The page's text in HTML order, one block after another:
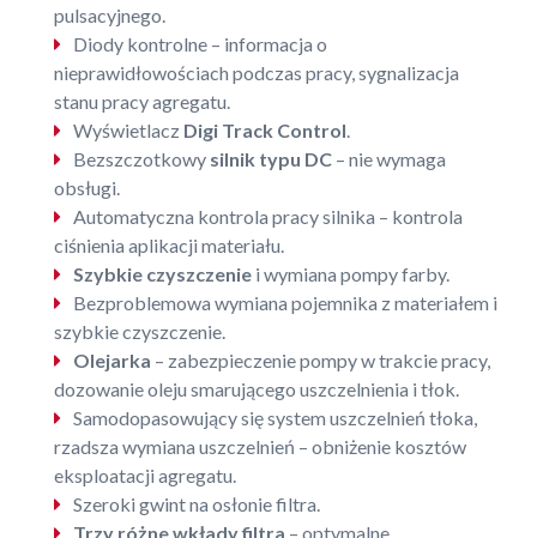
pulsacyjnego.
Diody kontrolne – informacja o
nieprawidłowościach podczas pracy, sygnalizacja
stanu pracy agregatu.
Wyświetlacz Digi Track Control
Bezszczotkowy silnik typu DC – nie wymaga
obsługi.
Automatyczna kontrola pracy silnika – kontrola
ciśnienia aplikacji materiału.
Szybkie czyszczenie i wymiana pompy farby.
Bezproblemowa wymiana pojemnika z materiałem i
szybkie czyszczenie.
Olejarka – zabezpieczenie pompy w trakcie pracy,
dozowanie oleju smarującego uszczelnienia i tłok.
Samodopasowujący się system uszczelnień tłoka,
rzadsza wymiana uszczelnień – obniżenie kosztów
eksploatacji agregatu.
Szeroki gwint na osłonie filtra.
Trzy różne wkłady filtra – optymalne